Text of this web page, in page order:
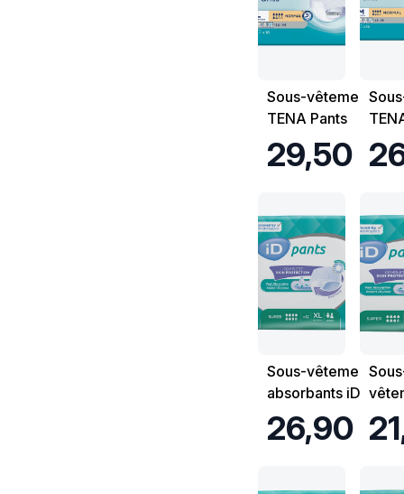
Sous-vêtements
TENA Pants
Proskin Normal -
Taille L - Sachet
29,50 €
Sous-vêtements
absorbants iD
Pants Super -
Taille XL -
26,90 €